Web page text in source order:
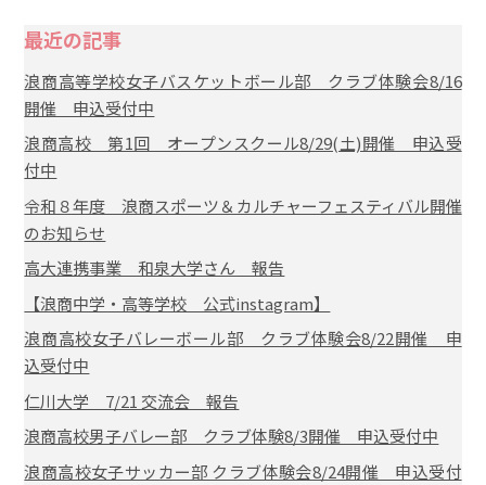
最近の記事
浪商高等学校女子バスケットボール部 クラブ体験会8/16
開催 申込受付中
浪商高校 第1回 オープンスクール8/29(土)開催 申込受
付中
令和８年度 浪商スポーツ＆カルチャーフェスティバル開催
のお知らせ
高大連携事業 和泉大学さん 報告
【浪商中学・高等学校 公式instagram】
浪商高校女子バレーボール部 クラブ体験会8/22開催 申
込受付中
仁川大学 7/21 交流会 報告
浪商高校男子バレー部 クラブ体験8/3開催 申込受付中
浪商高校女子サッカー部 クラブ体験会8/24開催 申込受付